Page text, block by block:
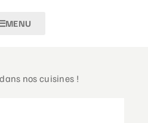
MENU
nos cuisines !